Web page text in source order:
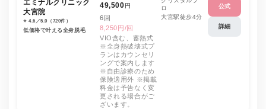
エミナルクリニック
大宮院
⭐️ 4.6／5.0（720件）
低価格で叶える全身脱毛
49,500円
6回
8,250円/回
VIO含む、蓄熱式
※全身熱破壊式プ
ランはカウンセリ
ングで案内します
※自由診療のため
保険適用外 ※掲載
料金は予告なく変
更される場合がご
ざいます。
ロ
大宮駅徒歩4分
公式
詳細